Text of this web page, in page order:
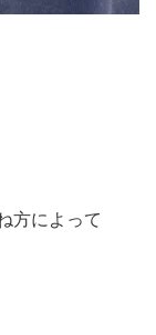
方によって